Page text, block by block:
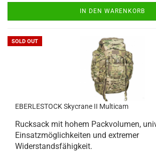
IN DEN WARENKORB
SOLD OUT
EBERLESTOCK Skycrane II Multicam
Rucksack mit hohem Packvolumen,
Einsatzmöglichkeiten und extremer
Widerstandsfähigkeit.